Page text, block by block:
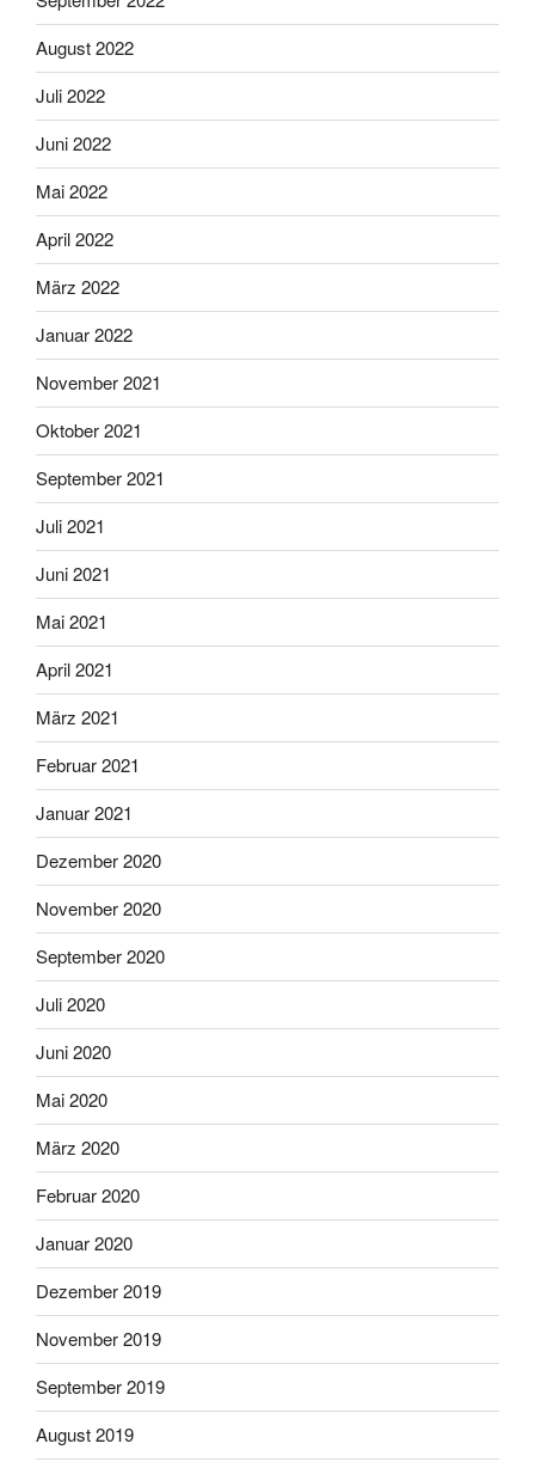
August 2022
Juli 2022
Juni 2022
Mai 2022
April 2022
März 2022
Januar 2022
November 2021
Oktober 2021
September 2021
Juli 2021
Juni 2021
Mai 2021
April 2021
März 2021
Februar 2021
Januar 2021
Dezember 2020
November 2020
September 2020
Juli 2020
Juni 2020
Mai 2020
März 2020
Februar 2020
Januar 2020
Dezember 2019
November 2019
September 2019
August 2019